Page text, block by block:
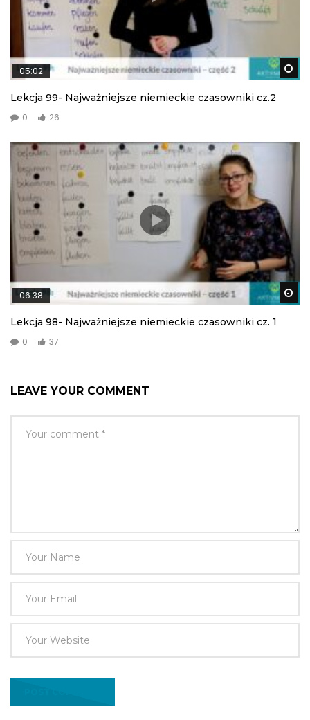
05:02
Lekcja 99- Najważniejsze niemieckie czasowniki cz.2
0 26
06:38
Lekcja 98- Najważniejsze niemieckie czasowniki cz. 1
0 37
LEAVE YOUR COMMENT